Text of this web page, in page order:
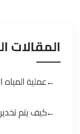
المقالات
عملية المياه
كيف يتم